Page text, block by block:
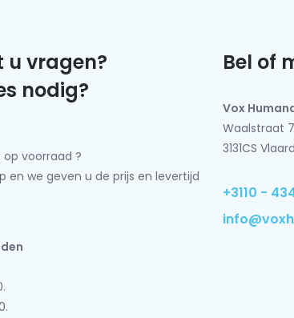
u vragen?
nodig?
voorraad ?
we geven u de prijs en levertijd
Bel of
Vox
Waalstraat
3131CS
+3110 -